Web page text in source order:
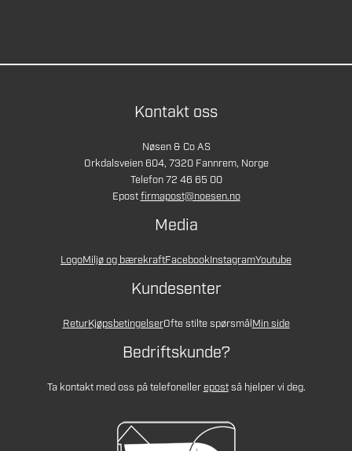
Kontakt oss
Nøsen & Co AS
Orkdalsveien 604, 7320 Fannrem, Norge
Telefon 72 46 65 00
Epostfirmapost@noesen.no
Media
LogoMiljø og bærekraftFacebookInstagramYoutube
Kundesenter
ReturKjøpsbetingelserOfte stilte spørsmålMin side
Bedriftskunde?
Ta kontakt med oss på telefonellerepostså hjelper vi deg.